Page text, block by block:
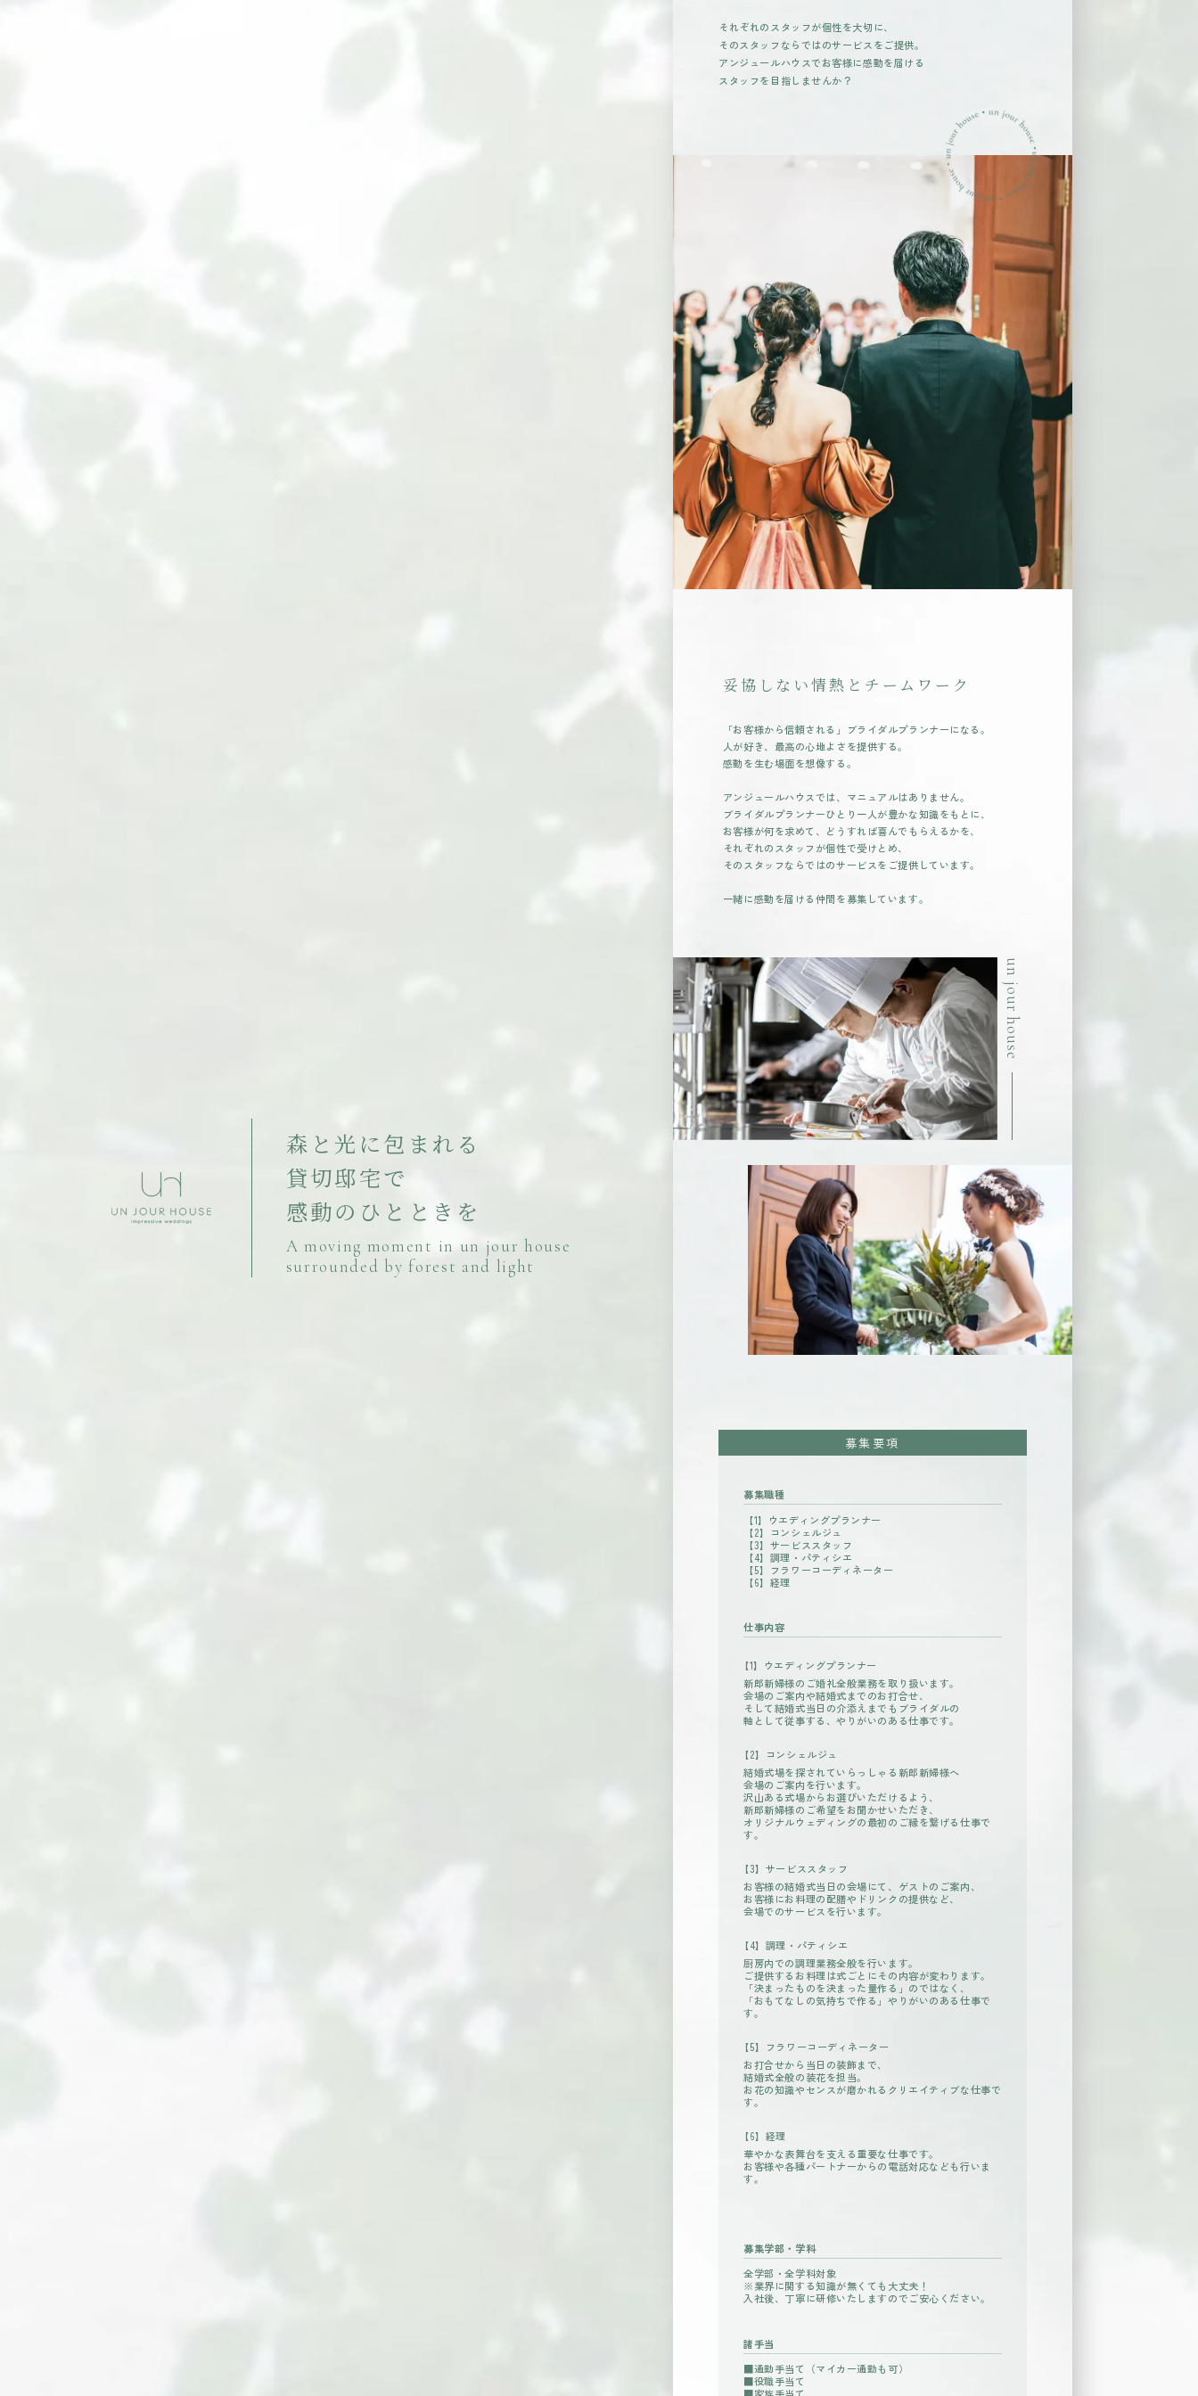
森 と 光 に包 ま れ る
貸切邸宅で
感動の ひ と と き を
A moving moment in un jour house
surrounded by forest and light
それぞれのスタッフが個性を大切に、
そのスタッフならではのサービスをご提供。
アンジュールハウスでお客様に感動を届ける
スタッフを目指しませんか？
妥協しない情熱とチームワーク
「お客様から信頼される」ブライダルプランナーになる。
人が好き、最高の心地よさを提供する。
感動を生む場面を想像する。
アンジュールハウスでは、マニュアルはありません。
ブライダルプランナーひとり一人が豊かな知識をもとに、
お客様が何を求めて、どうすれば喜んでもらえるかを、
それぞれのスタッフが個性で受けとめ、
そのスタッフならではのサービスをご提供しています。
一緒に感動を届ける仲間を募集しています。
un jour house
募集要項
募集職種
【1】ウエディングプランナー
【2】コンシェルジュ
【3】サービススタッフ
【4】調理・パティシエ
【5】フラワーコーディネーター
【6】経理
仕事内容
【1】ウエディングプランナー
新郎新婦様のご婚礼全般業務を取り扱います。
会場のご案内や結婚式までのお打合せ、
そして結婚式当日の介添えまでもブライダルの
軸として従事する、やりがいのある仕事です。
【2】コンシェルジュ
結婚式場を探されていらっしゃる新郎新婦様へ
会場のご案内を行います。
沢山ある式場からお選びいただけるよう、
新郎新婦様のご希望をお聞かせいただき、
オリジナルウェディングの最初のご縁を繋げる仕事で
す。
【3】サービススタッフ
お客様の結婚式当日の会場にて、ゲストのご案内、
お客様にお料理の配膳やドリンクの提供など、
会場でのサービスを行います。
【4】調理・パティシエ
厨房内での調理業務全般を行います。
ご提供するお料理は式ごとにその内容が変わります。
「決まったものを決まった量作る」のではなく、
「おもてなしの気持ちで作る」やりがいのある仕事で
す。
【5】フラワーコーディネーター
お打合せから当日の装飾まで、
結婚式全般の装花を担当。
お花の知識やセンスが磨かれるクリエイティブな仕事で
す。
【6】経理
華やかな表舞台を支える重要な仕事です。
お客様や各種パートナーからの電話対応なども行いま
す。
募集学部・学科
全学部・全学科対象
※業界に関する知識が無くても大丈夫！
入社後、丁寧に研修いたしますのでご安心ください。
諸手当
■通勤手当て（マイカー通勤も可）
■役職手当て